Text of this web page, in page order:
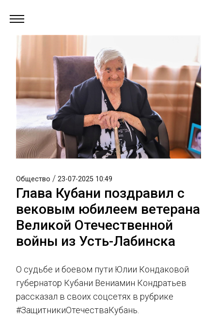
Общество / 23-07-2025 10:49
Глава Кубани поздравил с
вековым юбилеем ветерана
Великой Отечественной
войны из Усть-Лабинска
О судьбе и боевом пути Юлии Кондаковой
губернатор Кубани Вениамин Кондратьев
рассказал в своих соцсетях в рубрике
#ЗащитникиОтечестваКубань.